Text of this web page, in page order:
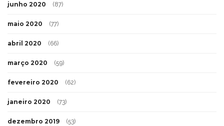
junho 2020 (87)
maio 2020 (77)
abril 2020 (66)
março 2020 (59)
fevereiro 2020 (62)
janeiro 2020 (73)
dezembro 2019 (53)